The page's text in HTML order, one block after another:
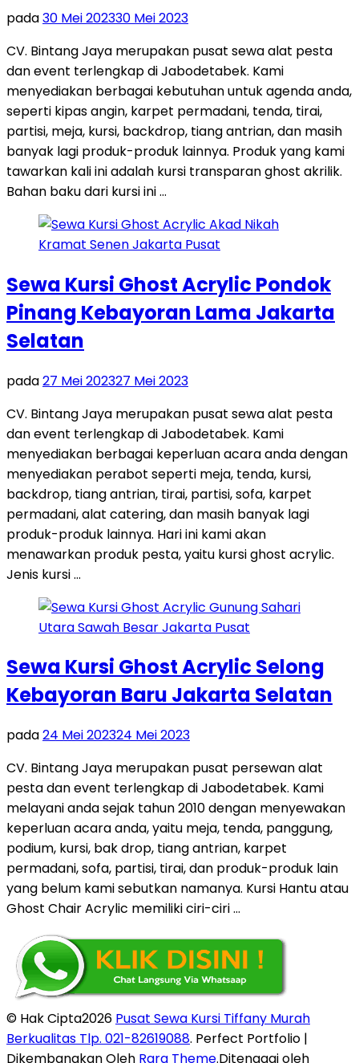
pada30 Mei 202330 Mei 2023
CV. Bintang Jaya merupakan pusat sewa alat pesta
dan event terlengkap di Jabodetabek. Kami
menyediakan berbagai kebutuhan untuk agenda anda,
seperti kipas angin, karpet permadani, tenda, tirai,
partisi, meja, kursi, backdrop, tiang antrian, dan masih
banyak lagi produk-produk lainnya. Produk yang kami
tawarkan kali ini adalah kursi transparan ghost akrilik.
Bahan baku dari kursi ini …
Sewa Kursi Ghost Acrylic Pondok
Pinang Kebayoran Lama Jakarta
Selatan
pada27 Mei 202327 Mei 2023
CV. Bintang Jaya merupakan pusat sewa alat pesta
dan event terlengkap di Jabodetabek. Kami
menyediakan berbagai keperluan acara anda dengan
menyediakan perabot seperti meja, tenda, kursi,
backdrop, tiang antrian, tirai, partisi, sofa, karpet
permadani, alat catering, dan masih banyak lagi
produk-produk lainnya. Hari ini kami akan
menawarkan produk pesta, yaitu kursi ghost acrylic.
Jenis kursi …
Sewa Kursi Ghost Acrylic Selong
Kebayoran Baru Jakarta Selatan
pada24 Mei 202324 Mei 2023
CV. Bintang Jaya merupakan pusat persewan alat
pesta dan event terlengkap di Jabodetabek. Kami
melayani anda sejak tahun 2010 dengan menyewakan
keperluan acara anda, yaitu meja, tenda, panggung,
podium, kursi, bak drop, tiang antrian, karpet
permadani, sofa, partisi, tirai, dan produk-produk lain
yang belum kami sebutkan namanya. Kursi Hantu atau
Ghost Chair Acrylic memiliki ciri-ciri …
© Hak Cipta2026 Pusat Sewa Kursi Tiffany Murah
Berkualitas Tlp. 021-82619088. Perfect Portfolio |
Dikembangkan Oleh Rara Theme.Ditenagai oleh